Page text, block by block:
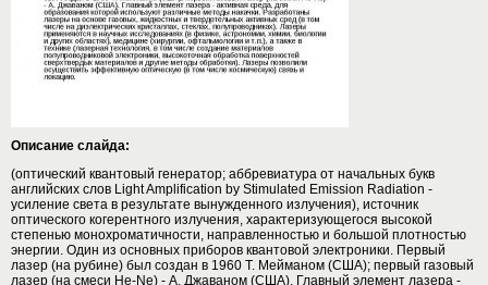
Описание слайда:
(оптический квантовый генератор; аббревиатура от начальных букв
английских слов Light Amplification by Stimulated Emission Radiation -
усиление света в результате вынужденного излучения), источник
оптического когерентного излучения, характеризующегося высокой
степенью монохроматичности, направленностью и большой плотностью
энергии. Один из основных приборов квантовой электроники. Первый
лазер (на рубине) был создан в 1960 Т. Мейманом (США); первый газовый
лазер (на смеси Не-Ne) - А. Джаваном (США). Главный элемент лазера -